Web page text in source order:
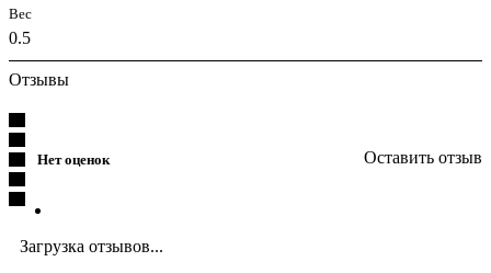
Вес
0.5
Отзывы
Нет оценок Оставить отзыв
Загрузка отзывов...